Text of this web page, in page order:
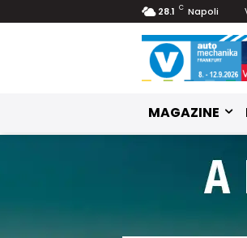
28.1 C Napoli
MAGAZINE